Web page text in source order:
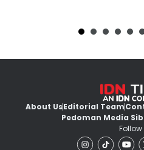
About UsEditorial Team
Pedoman Media
Follow